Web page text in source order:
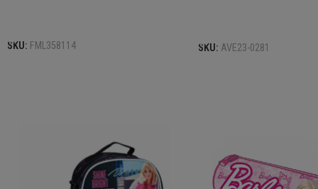
SKU: FML358114 SKU: AVE23-0281